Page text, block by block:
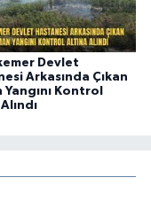
Devlet
Arkasında Çıkan
Yangını Kontrol